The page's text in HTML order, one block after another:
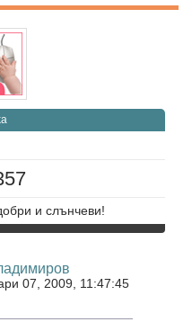
и слънчеви!
07, 2009, 11:47:45